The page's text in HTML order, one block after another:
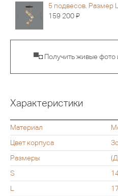
5 подвесов. Размер
159 200Я
▀◘ Получить живые фото
Характеристики
Материал
Цвет корпуса
Размеры
S
L